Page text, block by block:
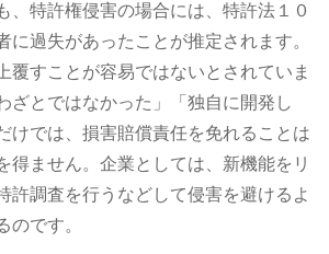
、特許権侵害の場合には、特許法１０
に過失があったことが推定されます。
覆すことが容易ではないとされていま
ざとではなかった」「独自に開発し
けでは、損害賠償責任を免れることは
得ません。企業としては、新機能をリ
許調査を行うなどして侵害を避けるよ
のです。